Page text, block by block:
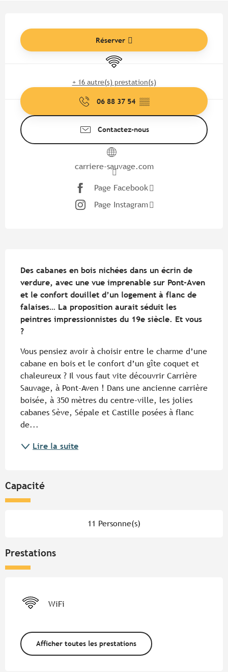
Réserver
WiFi
+ 16 autre(s) prestation(s)
06 88 37 54 ▒▒
Contactez-nous
carriere-sauvage.com
Page Facebook
Page Instagram
Des cabanes en bois nichées dans un écrin de
verdure, avec une vue imprenable sur Pont-Aven
et le confort douillet d’un logement à flanc de
falaises… La proposition aurait séduit les
peintres impressionnistes du 19e siècle. Et vous
?
Vous pensiez avoir à choisir entre le charme d’une
cabane en bois et le confort d’un gîte coquet et
chaleureux ? Il vous faut vite découvrir Carrière
Sauvage, à Pont-Aven ! Dans une ancienne carrière
boisée, à 350 mètres du centre-ville, les jolies
cabanes Sève, Sépale et Castille posées à flanc
de...
Lire la suite
Capacité
11 Personne(s)
Prestations
WiFi
Afficher toutes les prestations